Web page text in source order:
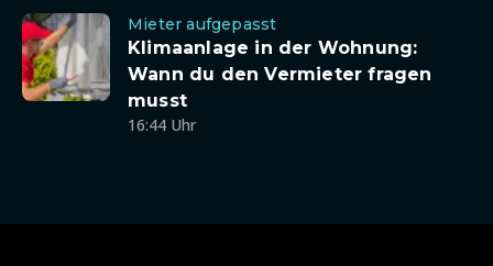
Mieter aufgepasst
Klimaanlage in der Wohnung:
Wann du den Vermieter fragen
musst
16:44 Uhr